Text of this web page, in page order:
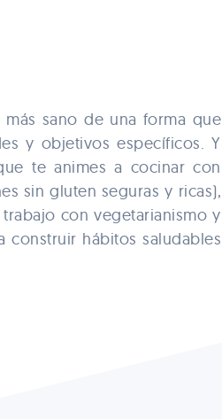
más sano de una forma que
y objetivos específicos. Y
te animes a cocinar con
sin gluten seguras y ricas),
con vegetarianismo y
construir hábitos saludables